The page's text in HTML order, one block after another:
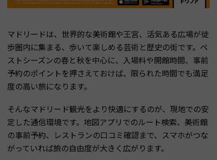
マドリードは、世界的な美術館や王宮、活気ある広場が徒
歩圏内に集まる、歩いて楽しめる芸術と歴史の街です。ベ
ストシーズンの春と秋を中心に、入場料や開館時間、事前
予約のポイントを押さえておけば、限られた時間でも満足
度の高い旅になります。
そんなマドリード観光をより快適にするのが、現地での安
定した通信環境です。地図アプリでのルート検索、美術館
の事前予約、レストランの口コミ確認まで、スマホがつな
がっていれば旅の自由度が大きく広がります。